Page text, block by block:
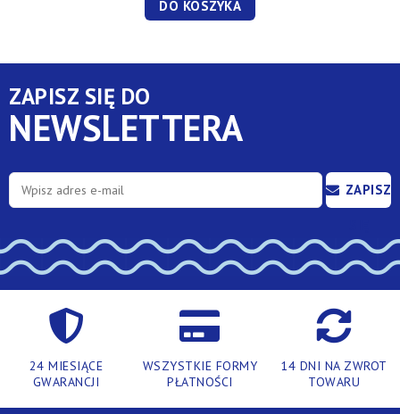
DO KOSZYKA
ZAPISZ SIĘ DO
NEWSLETTERA
ZAPISZ
24 MIESIĄCE
GWARANCJI
WSZYSTKIE FORMY
PŁATNOŚCI
14 DNI NA ZWROT
TOWARU